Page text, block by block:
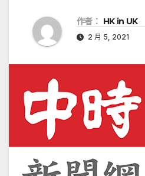
作者： HK in UK
2 月 5, 2021